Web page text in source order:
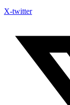
X-twitter